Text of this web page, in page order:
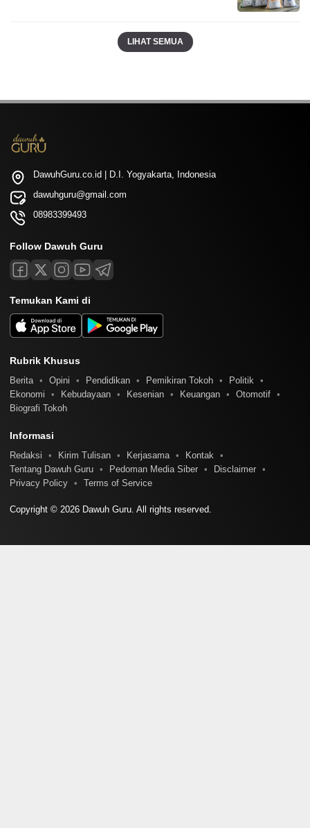
LIHAT SEMUA
DawuhGuru.co.id | D.I. Yogyakarta, Indonesia
dawuhguru@gmail.com
08983399493
Follow Dawuh Guru
Temukan Kami di
Rubrik Khusus
Berita Opini Pendidikan Pemikiran Tokoh
Politik
Ekonomi
Kebudayaan Kesenian Keuangan
Otomotif
Biografi Tokoh
Informasi
Redaksi Kirim Tulisan Kerjasama
Kontak
Tentang Dawuh Guru
Pedoman Media Siber
Disclaimer
Privacy Policy
Terms of Service
Copyright © 2026 Dawuh Guru. All rights reserved.